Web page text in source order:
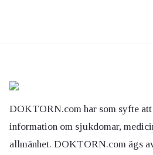
DOKTORN.com har som syfte
information om sjukdomar,
allmänhet. DOKTORN.com ägs